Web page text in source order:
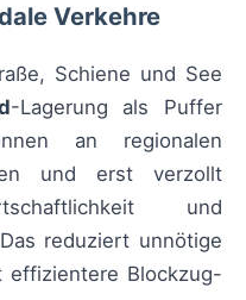
Verkehre
Schiene und See
-Lagerung als Puffer
an regionalen
und erst verzollt
und
reduziert unnötige
effizientere Blockzug-